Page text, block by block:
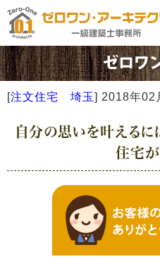
[注文住宅 埼玉] 2018年02
自分の思いを叶えるに
住宅が